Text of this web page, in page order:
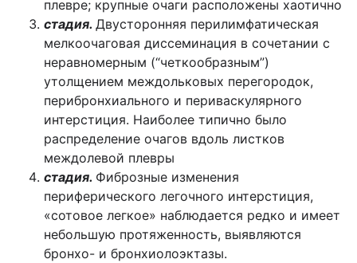
плевре; крупные очаги расположены хаотично
стадия. Двусторонняя перилимфатическая
мелкоочаговая диссеминация в сочетании с
неравномерным (“четкообразным”)
утолщением междольковых перегородок,
перибронхиального и периваскулярного
интерстиция. Наиболее типично было
распределение очагов вдоль листков
междолевой плевры
стадия. Фиброзные изменения
периферического легочного интерстиция,
«сотовое легкое» наблюдается редко и имеет
небольшую протяженность, выявляются
бронхо- и бронхиолоэктазы.